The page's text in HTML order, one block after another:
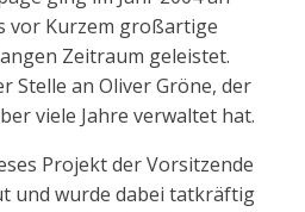
vor Kurzem großartige
Zeitraum geleistet.
Stelle an Oliver Gröne, der
viele Jahre verwaltet hat.
Projekt der Vorsitzende
und wurde dabei tatkräftig